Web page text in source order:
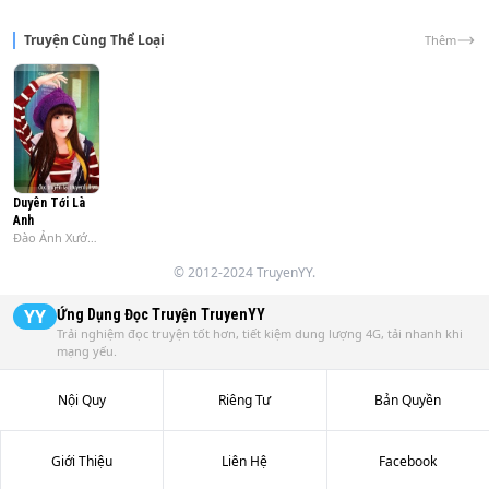
Chúc bạn có những giây phút vui vẻ khi đọc truyện Xuyên
Nhanh: Nữ Phối, Bình Tĩnh Một Chút!
Truyện Cùng Thể Loại Thêm
Duyên Tới Là
Anh
Đào Ảnh Xước
© 2012-2024 TruyenYY.
YY Ứng Dụng Đọc Truyện TruyenYY
Trải nghiệm đọc truyện tốt hơn, tiết kiệm dung lượng 4G, tải nhanh khi
mạng yếu.
Nội Quy Riêng Tư Bản Quyền
Giới Thiệu Liên Hệ Facebook